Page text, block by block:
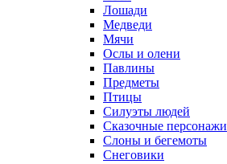
Лошади
Медведи
Мячи
Ослы и олени
Павлины
Предметы
Птицы
Силуэты людей
Сказочные персонажи
Слоны и бегемоты
Снеговики